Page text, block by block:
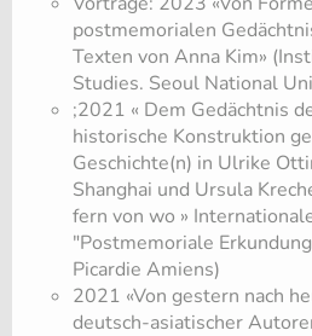
postmemorialen
Texten von Anna Kim»
Studies. Seoul National
;2021 « Dem Gedächtnis
historische Konstruktion
Geschichte(n) in Ulrike
Shanghai und Ursula
fern von wo »
"Postmemoriale
Picardie Amiens)
2021 «Von gestern nach
deutsch-asiatischer